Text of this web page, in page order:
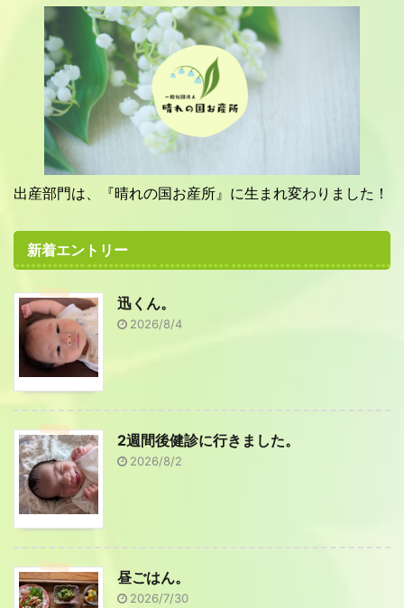
出産部門は、『晴れの国お産所』に生まれ変わりました！
新着エントリー
迅くん。
2026/8/4
2週間後健診に行きました。
2026/8/2
昼ごはん。
2026/7/30